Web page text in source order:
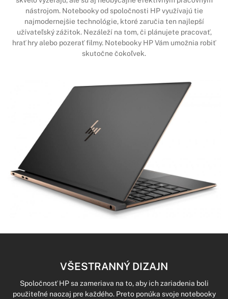
nástrojom. Notebooky od spoločnosti HP využívajú tie
najmodernejšie technológie, ktoré zaručia ten najlepší
užívateľský zážitok. Nezáleží na tom, či plánujete pracovať,
hrať hry alebo pozerať filmy. Notebooky HP Vám umožnia robiť
skutočne čokoľvek.
VŠESTRANNÝ DIZAJN
Spoločnosť HP sa zameriava na to, aby ich zariadenia boli
použiteľné naozaj pre každého. Preto ponúka svoje notebooky